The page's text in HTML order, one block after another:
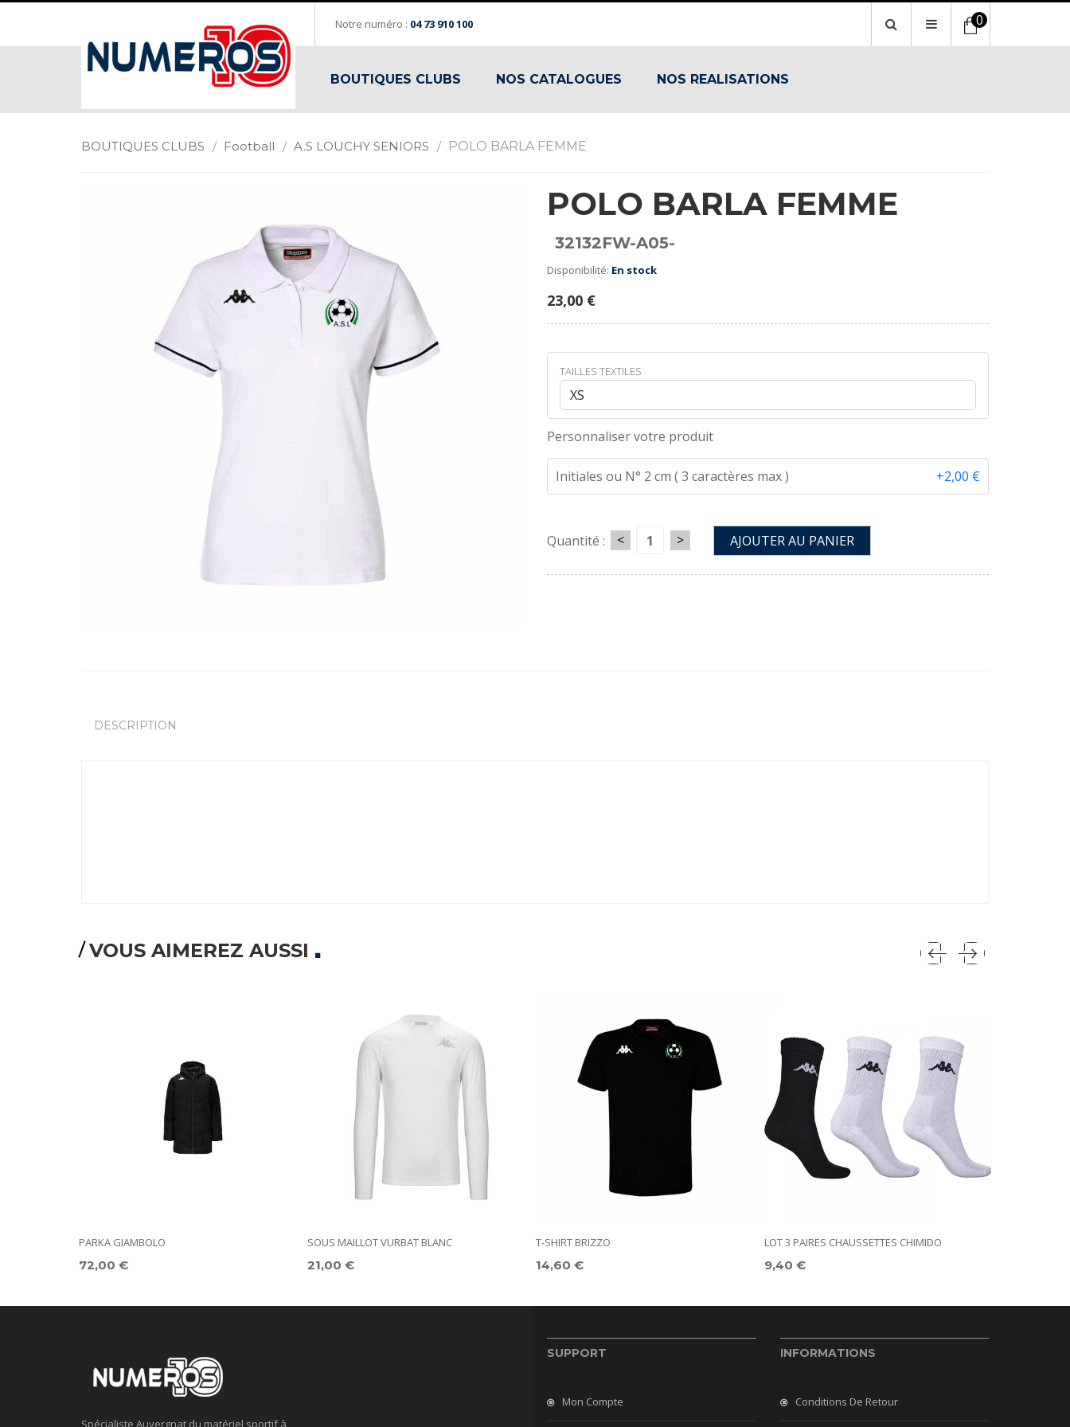
Notre numéro : 04 73 910 100 0
BOUTIQUES CLUBS NOS CATALOGUES NOS REALISATIONS
BOUTIQUES CLUBS / Football / A.S LOUCHY SENIORS / POLO BARLA FEMME
POLO BARLA FEMME
32132FW-A05-
Disponibilité: En stock
23,00 €
TAILLES TEXTILES
Personnaliser votre produit
Initiales ou N° 2 cm ( 3 caractères max ) +2,00 €
Quantité : < > AJOUTER AU PANIER
DESCRIPTION
VOUS AIMEREZ AUSSI
PARKA GIAMBOLO
72,00 €
SOUS MAILLOT VURBAT BLANC
21,00 €
T-SHIRT BRIZZO
14,60 €
LOT 3 PAIRES CHAUSSETTES CHIMIDO
9,40 €
Spécialiste Auvergnat du matériel sportif à
SUPPORT
Mon Compte
INFORMATIONS
Conditions De Retour